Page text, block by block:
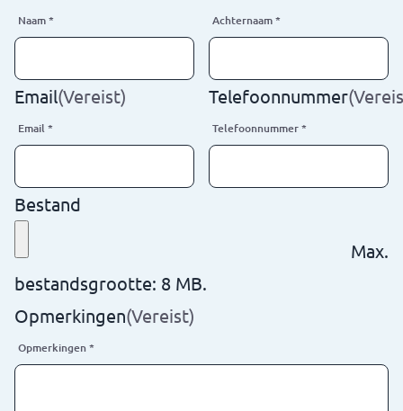
Naam* Achternaam*
Email(Vereist)
Email*
Telefoonnummer
Telefoonnummer*
Bestand
Max.
bestandsgrootte: 8 MB.
Opmerkingen(Vereist)
Opmerkingen*